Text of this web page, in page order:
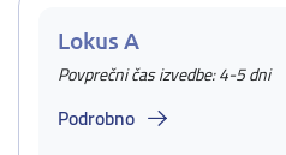
Lokus A
Povprečni čas izvedbe: 4-5 dni
Podrobno